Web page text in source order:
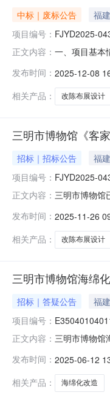
中标｜废标公告 福
项目编号： FJYD2025-
正文内容： 一、项目基本
联系人：邹女
箱：95
发布时间： 2025-12-08
相关产品：
改陈布展设计
三明市博物馆《客
招标｜招标公告 福
项目编号： FJYD2025-
正文内容： 三明市博物馆
FJYD2025-
金额（最高限
发布时间： 2025-11-26
相关产品：
改陈布展设计
三明市博物馆海绵
招标｜答疑公告 福
项目编号：
正文内容： 三明市博物馆
区）开标方式
发布时间： 2025-06-12
相关产品：
海绵化改造